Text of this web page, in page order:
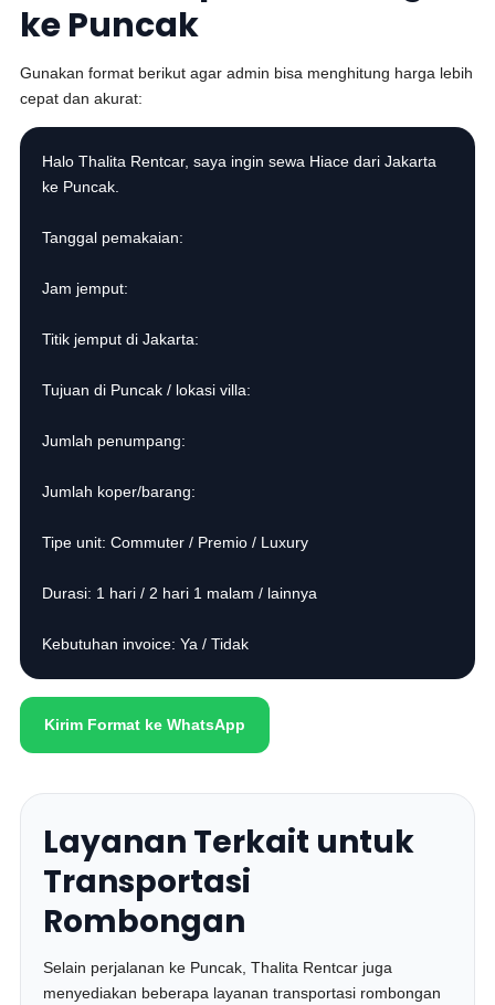
ke Puncak
Gunakan format berikut agar admin bisa menghitung harga lebih
cepat dan akurat:
Halo Thalita Rentcar, saya ingin sewa Hiace dari Jakarta
ke Puncak.
Tanggal pemakaian:
Jam jemput:
Titik jemput di Jakarta:
Tujuan di Puncak / lokasi villa:
Jumlah penumpang:
Jumlah koper/barang:
Tipe unit: Commuter / Premio / Luxury
Durasi: 1 hari / 2 hari 1 malam / lainnya
Kebutuhan invoice: Ya / Tidak
Kirim Format ke WhatsApp
Layanan Terkait untuk
Transportasi
Rombongan
Selain perjalanan ke Puncak, Thalita Rentcar juga
menyediakan beberapa layanan transportasi rombongan